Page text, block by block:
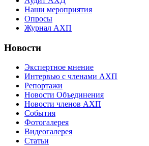
Наши мероприятия
Опросы
Журнал АХП
Новости
Экспертное мнение
Интервью с членами АХП
Репортажи
Новости Объединения
Новости членов АХП
События
Фотогалерея
Видеогалерея
Статьи